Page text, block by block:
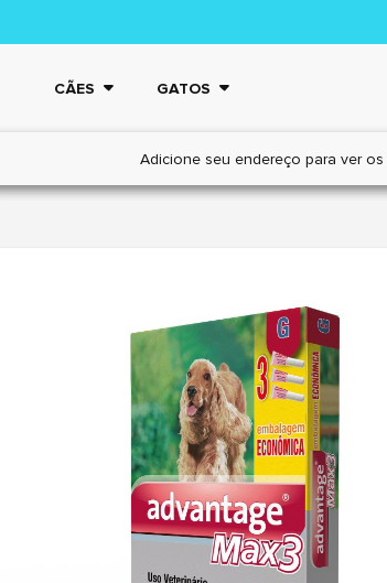
CÃES GATOS
Adicione seu endereço para ver os